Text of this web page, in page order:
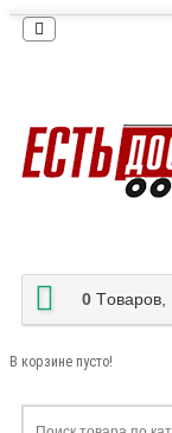
0 Tоваров,
В корзине пусто!